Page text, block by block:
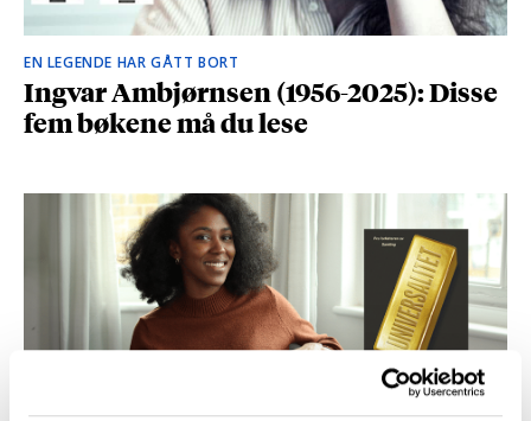
EN LEGENDE HAR GÅTT BORT
Ingvar Ambjørnsen (1956-2025): Disse
fem bøkene må du lese